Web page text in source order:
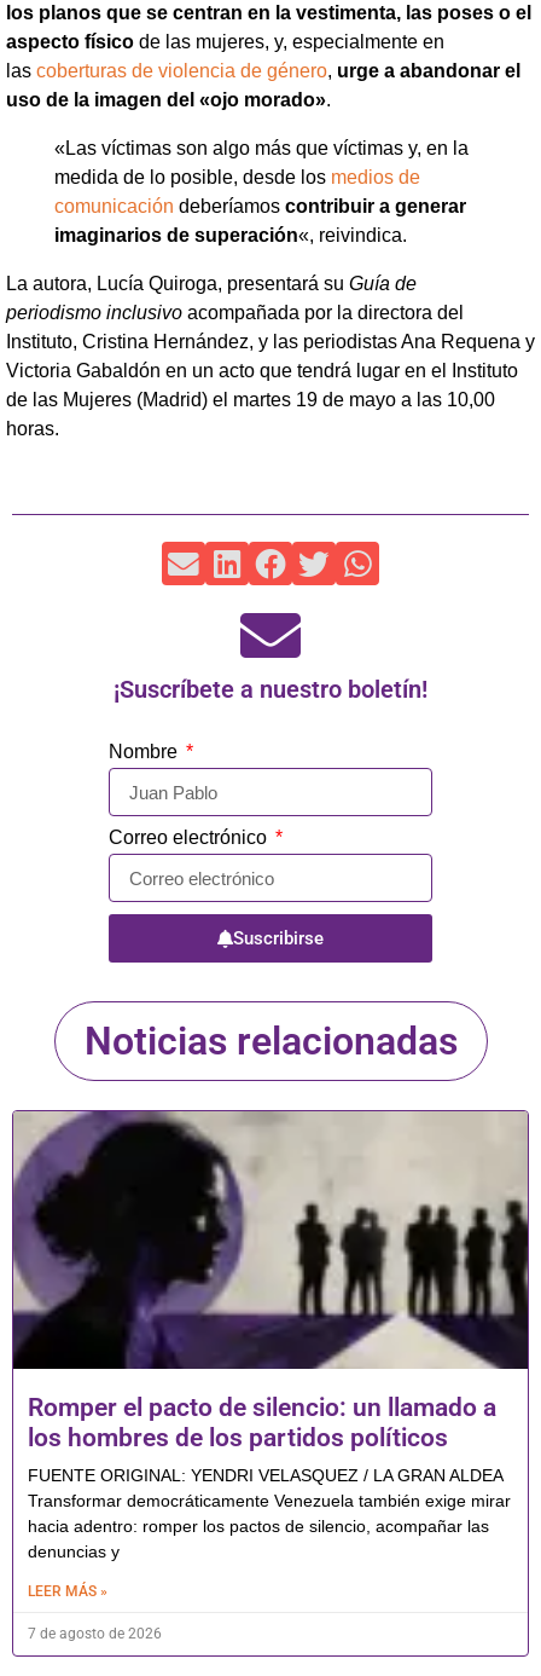
los planos que se centran en la vestimenta, las poses o el
aspecto físico de las mujeres, y, especialmente en
las coberturas de violencia de género, urge a abandonar el
uso de la imagen del «ojo morado».
«Las víctimas son algo más que víctimas y, en la
medida de lo posible, desde los medios de
comunicación deberíamos contribuir a generar
imaginarios de superación«, reivindica.
La autora, Lucía Quiroga, presentará su Guía de
periodismo inclusivo acompañada por la directora del
Instituto, Cristina Hernández, y las periodistas Ana Requena y
Victoria Gabaldón en un acto que tendrá lugar en el Instituto
de las Mujeres (Madrid) el martes 19 de mayo a las 10,00
horas.
¡Suscríbete a nuestro boletín!
Nombre
Correo electrónico
Suscribirse
Noticias relacionadas
Romper el pacto de silencio: un llamado a
los hombres de los partidos políticos
FUENTE ORIGINAL: YENDRI VELASQUEZ / LA GRAN ALDEA
Transformar democráticamente Venezuela también exige mirar
hacia adentro: romper los pactos de silencio, acompañar las
denuncias y
LEER MÁS »
7 de agosto de 2026